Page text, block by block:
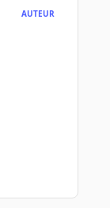
AUTEUR